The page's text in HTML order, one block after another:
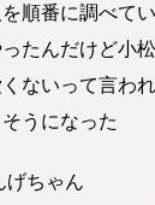
順番に調べて
ったんだけど小
くないって言わ
うになった
ちゃん